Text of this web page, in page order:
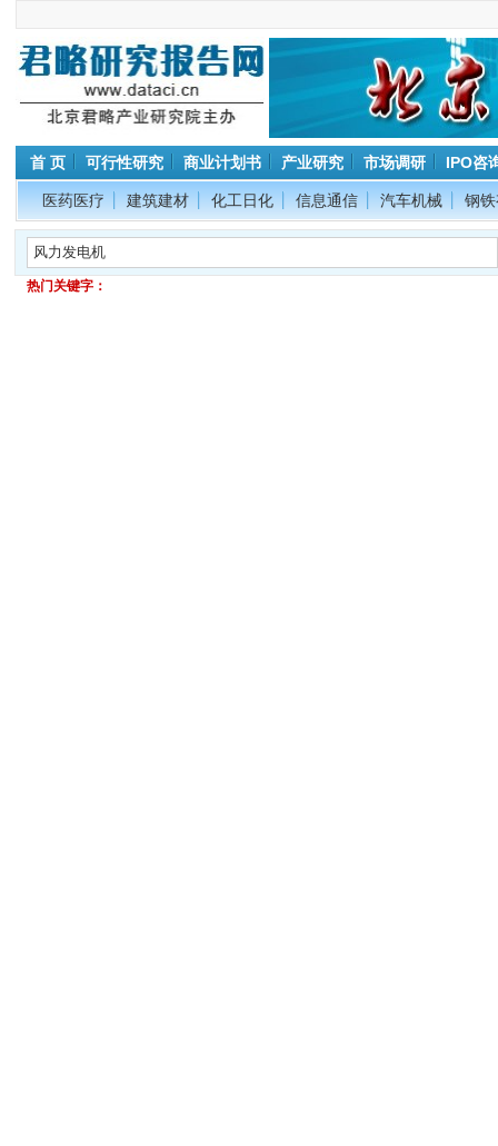
首 页 可行性研究 商业计划书 产业研究 市场调研 IPO咨
医药医疗 建筑建材 化工日化 信息通信 汽车机械 钢
热门关键字：